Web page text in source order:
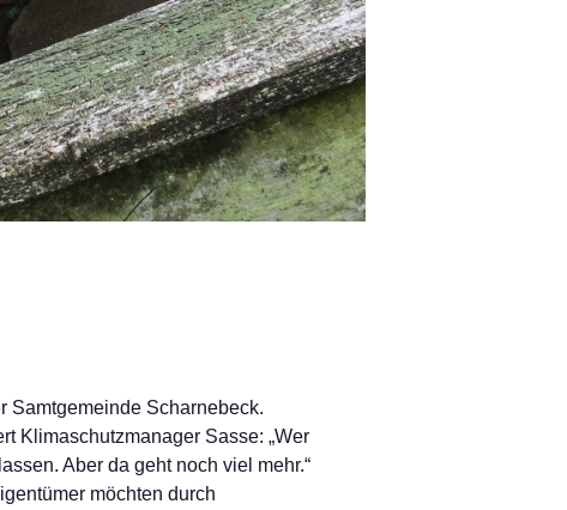
Samtgemeinde Scharnebeck.
Klimaschutzmanager Sasse: „Wer
Aber da geht noch viel mehr.“
möchten durch